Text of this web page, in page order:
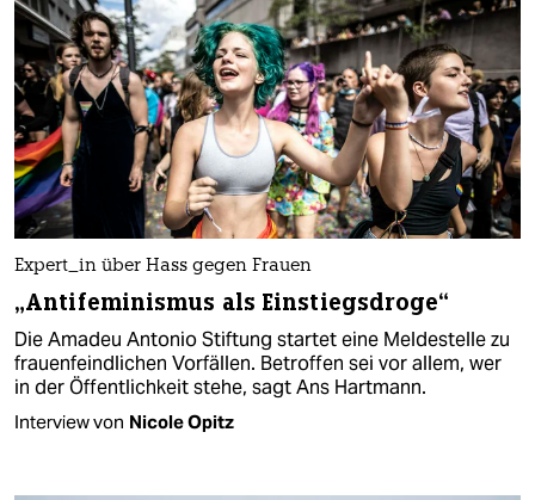
Ex­per­t_in über Hass gegen Frauen
„Antifeminismus als Einstiegsdroge“
Die Amadeu Antonio Stiftung startet eine Meldestelle zu
frauenfeindlichen Vorfällen. Betroffen sei vor allem, wer
in der Öffentlichkeit stehe, sagt Ans Hartmann.
Interview von Nicole Opitz